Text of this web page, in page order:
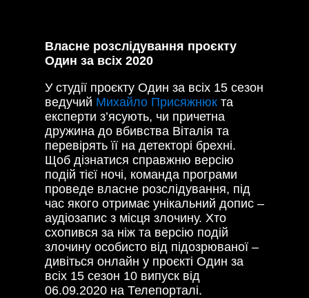
Власне розслідування проєкту
Один за всіх 2020
У студії проєкту Один за всіх 15 сезон
ведучий Михайло Присяжнюк та
експерти з’ясують, чи причетна
дружина до вбивства Віталія та
перевірять її на детекторі брехні.
Щоб дізнатися справжню версію
подій тієї ночі, команда програми
проведе власне розслідування, під
час якого отримає унікальний допис –
аудіозапис з місця злочину. Хто
схопився за ніж та версію подій
злочину особисто від підозрюваної –
дивіться онлайн у проєкті Один за
всіх 15 сезон 10 випуск від
06.09.2020 на Телепорталі.